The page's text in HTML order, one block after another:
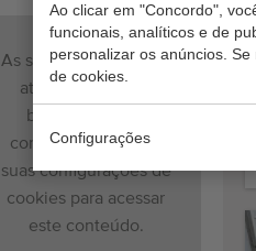
Ao clicar em "Concordo",
funcionais, analíticos e de
personalizar os anúncios.
de cookies.
Configurações
As suas configurações
atuais de cookies
bloqueiam este
conteúdo. Ajuste as
suas configurações de
cookies para acessar
este conteúdo.